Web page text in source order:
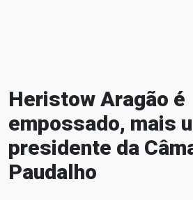
Heristow Aragão é
empossado, mais
presidente da
Paudalho